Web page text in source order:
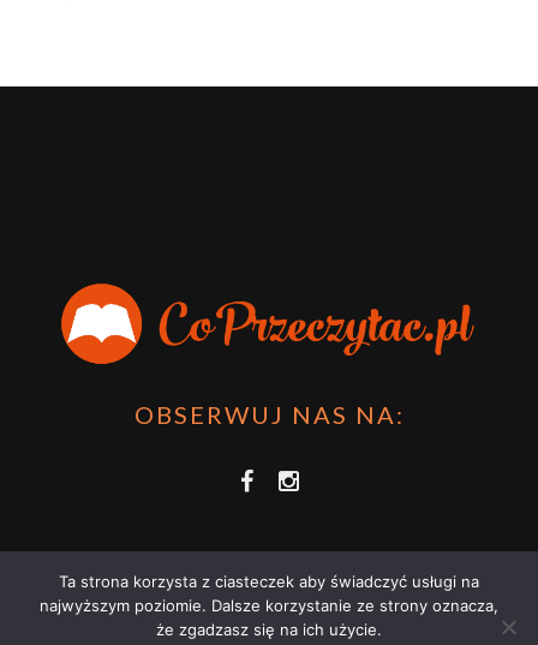
OBSERWUJ NAS NA:
Ta strona korzysta z ciasteczek aby świadczyć usługi na
najwyższym poziomie. Dalsze korzystanie ze strony oznacza,
że zgadzasz się na ich użycie.